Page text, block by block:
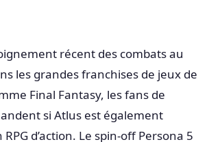
récent des combats au
les grandes franchises de jeux de
Final Fantasy, les fans de
si Atlus est également
d’action. Le spin-off Persona 5